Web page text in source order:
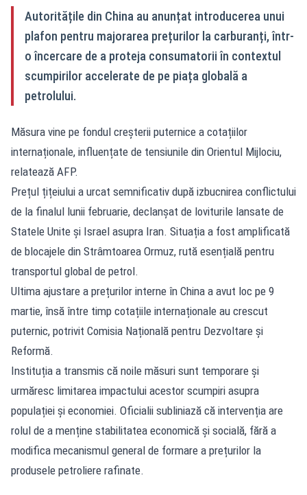
Autoritățile din China au anunțat introducerea unui
plafon pentru majorarea prețurilor la carburanți, într-
o încercare de a proteja consumatorii în contextul
scumpirilor accelerate de pe piața globală a
petrolului.
Măsura vine pe fondul creșterii puternice a cotațiilor
internaționale, influențate de tensiunile din Orientul Mijlociu,
relatează AFP.
Prețul țițeiului a urcat semnificativ după izbucnirea conflictului
de la finalul lunii februarie, declanșat de loviturile lansate de
Statele Unite și Israel asupra Iran. Situația a fost amplificată
de blocajele din Strâmtoarea Ormuz, rută esențială pentru
transportul global de petrol.
Ultima ajustare a prețurilor interne în China a avut loc pe 9
martie, însă între timp cotațiile internaționale au crescut
puternic, potrivit Comisia Națională pentru Dezvoltare și
Reformă.
Instituția a transmis că noile măsuri sunt temporare și
urmăresc limitarea impactului acestor scumpiri asupra
populației și economiei. Oficialii subliniază că intervenția are
rolul de a menține stabilitatea economică și socială, fără a
modifica mecanismul general de formare a prețurilor la
produsele petroliere rafinate.